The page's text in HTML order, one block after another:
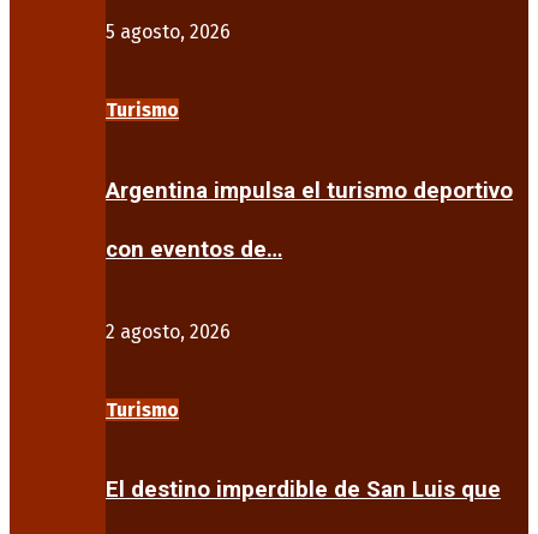
5 agosto, 2026
Turismo
Argentina impulsa el turismo deportivo
con eventos de…
2 agosto, 2026
Turismo
El destino imperdible de San Luis que